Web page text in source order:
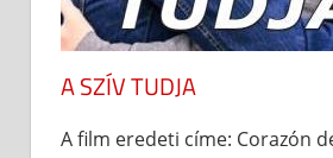
A SZÍV TUDJA
A film eredeti címe: Corazón